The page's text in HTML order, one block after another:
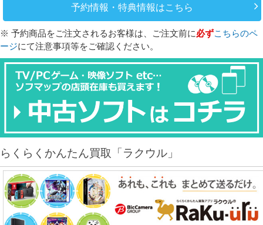
予約情報・特典情報はこちら
※ 予約商品をご注文されるお客様は、ご注文前に必ずこちらのペ
ージにて注意事項等をご確認ください。
らくらくかんたん買取「ラクウル」